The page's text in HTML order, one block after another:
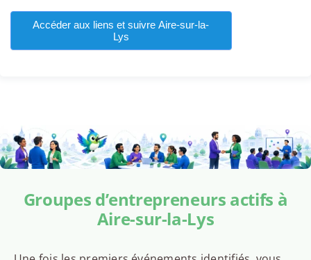
Accéder aux liens et suivre Aire-sur-la-
Lys
Groupes d’entrepreneurs actifs à
Aire-sur-la-Lys